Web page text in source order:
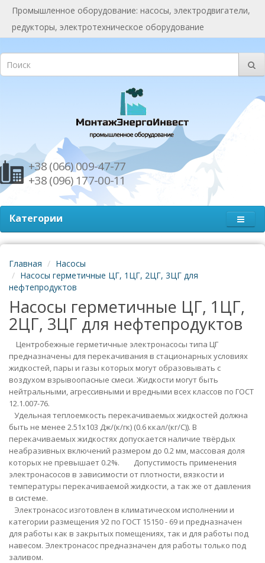
Промышленное оборудование: насосы, электродвигатели,
редукторы, электротехническое оборудование
+38 (066) 009-47-77
+38 (096) 177-00-11
Категории
Главная
Насосы
Насосы герметичные ЦГ, 1ЦГ, 2ЦГ, 3ЦГ для
нефтепродуктов
Насосы герметичные ЦГ, 1ЦГ,
2ЦГ, 3ЦГ для нефтепродуктов
Центробежные герметичные электронасосы типа ЦГ
предназначены для перекачивания в стационарных условиях
жидкостей, пары и газы которых могут образовывать с
воздухом взрывоопасные смеси. Жидкости могут быть
нейтральными, агрессивными и вредными всех классов по ГОСТ
12.1.007-76.
Удельная теплоемкость перекачиваемых жидкостей должна
быть не менее 2.51х103 Дж/(к/гк) (0.6 ккал/(кг/С)). В
перекачиваемых жидкостях допускается наличие твёрдых
неабразивных включений размером до 0.2 мм, массовая доля
которых не превышает 0.2%. Допустимость применения
электронасосов в зависимости от плотности, вязкости и
температуры перекачиваемой жидкости, а так же от давления
в системе.
Электронасос изготовлен в климатическом исполнении и
категории размещения У2 по ГОСТ 15150 - 69 и предназначен
для работы как в закрытых помещениях, так и для работы под
навесом. Электронасос предназначен для работы только под
заливом.